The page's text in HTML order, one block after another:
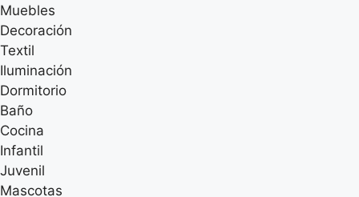
Muebles
Decoración
Textil
Iluminación
Dormitorio
Baño
Cocina
Infantil
Juvenil
Mascotas